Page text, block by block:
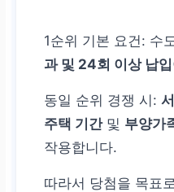
1순위 기본 요건: 수
과 및 24회 이상 납입
동일 순위 경쟁 시:
주택 기간및 부양가
작용합니다.
따라서 당첨을 목표